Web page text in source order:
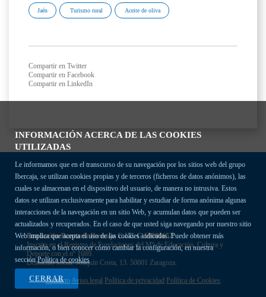
INFORMACIÓN ACERCA DE LAS COOKIES
UTILIZADAS
Le informamos que en el transcurso de su navegación por los sitios web del grupo
Ibercaja, se utilizan cookies propias y de terceros (ficheros de datos anónimos), las
cuales se almacenan en el dispositivo del usuario, de manera no intrusiva. Estos
datos se utilizan exclusivamente para habilitar y estudiar de forma anónima algunas
interacciones de la navegación en un sitio Web, y acumulan datos que pueden ser
actualizados y recuperados. En el caso de que usted siga navegando por nuestro sitio
Web implica que acepta el uso de las cookies indicadas. Puede obtener más
información, o bien conocer cómo cambiar la configuración, en nuestra
secciónPolítica de cookies
CERRAR
Jaén Turismo rural Aceite de oliva
Compartir en Twitter
Compartir en Facebook
Compartir en LinkedIn
Fundación Bancaria Ibercaja C.I.F. G-50000652.
Inscrita en el Registro de Fundaciones del Mº de Educación, Cultura y
Deporte con el nº 1689.
Domicilio social: Joaquín Costa, 13. 50001 Zaragoza.
ContactoAviso legal Política de privacidad Política de Cookies